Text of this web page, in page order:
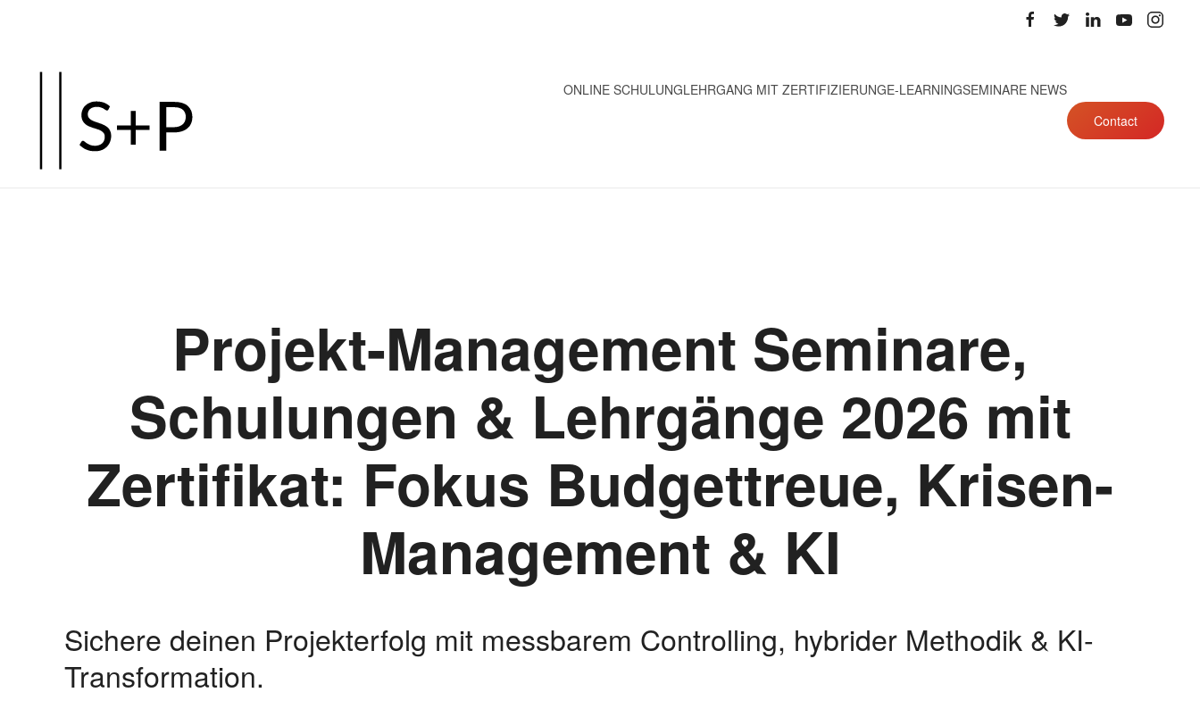
ONLINE SCHULUNGLEHRGANG MIT ZERTIFIZIERUNGE-LEARNINGSEMINARE NEWS
Contact
Projekt-Management Seminare,
Schulungen & Lehrgänge 2026 mit
Zertifikat: Fokus Budgettreue, Krisen-
Management & KI
Sichere deinen Projekterfolg mit messbarem Controlling, hybrider Methodik & KI-
Transformation.